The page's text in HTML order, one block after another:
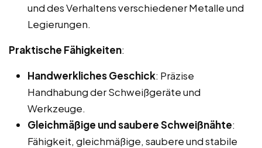
und des Verhaltens verschiedener Metalle und
Legierungen.
Praktische Fähigkeiten:
Handwerkliches Geschick: Präzise
Handhabung der Schweißgeräte und
Werkzeuge.
Gleichmäßige und saubere Schweißnähte:
Fähigkeit, gleichmäßige, saubere und stabile